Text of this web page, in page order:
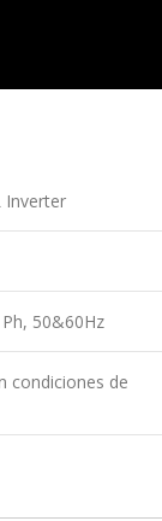
Inverter
50&60Hz
condiciones de